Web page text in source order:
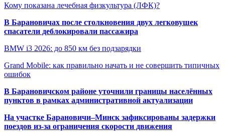
Кому показана лечебная физкультура (ЛФК)?
В Барановичах после столкновения двух легковушек
спасатели деблокировали пассажира
BMW i3 2026: до 850 км без подзарядки
Grand Mobile: как правильно начать и не совершить типичных
ошибок
В Барановичском районе уточнили границы населённых
пунктов в рамках административной актуализации
На участке Барановичи–Минск зафиксированы задержки
поездов из-за ограничения скорости движения